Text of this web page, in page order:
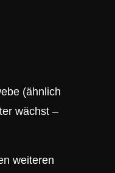
(ähnlich
wächst –
weiteren